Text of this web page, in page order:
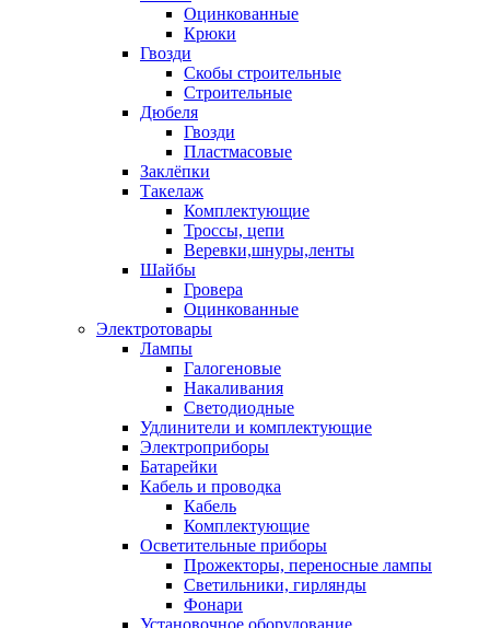
Оцинкованные
Крюки
Гвозди
Скобы строительные
Строительные
Дюбеля
Гвозди
Пластмасовые
Заклёпки
Такелаж
Комплектующие
Троссы, цепи
Веревки,шнуры,ленты
Шайбы
Гровера
Оцинкованные
Электротовары
Лампы
Галогеновые
Накаливания
Светодиодные
Удлинители и комплектующие
Электроприборы
Батарейки
Кабель и проводка
Кабель
Комплектующие
Осветительные приборы
Прожекторы, переносные лампы
Светильники, гирлянды
Фонари
Установочное оборудование